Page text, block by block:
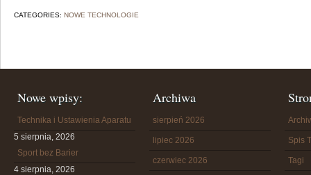
CATEGORIES: NOWE TECHNOLOGIE
Nowe wpisy:
Technika i Ustawienia Aparatu
5 sierpnia, 2026
Sport bez Barier
4 sierpnia, 2026
Archiwa
sierpień 2026
lipiec 2026
czerwiec 2026
Spis
Tagi